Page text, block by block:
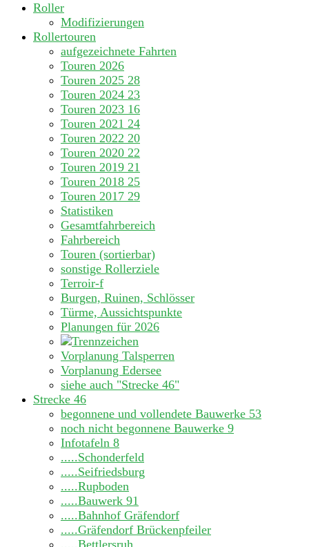
Roller
Modifizierungen
Rollertouren
aufgezeichnete Fahrten
Touren 2026
Touren 2025 28
Touren 2024 23
Touren 2023 16
Touren 2021 24
Touren 2022 20
Touren 2020 22
Touren 2019 21
Touren 2018 25
Touren 2017 29
Statistiken
Gesamtfahrbereich
Fahrbereich
Touren (sortierbar)
sonstige Rollerziele
Terroir-f
Burgen, Ruinen, Schlösser
Türme, Aussichtspunkte
Planungen für 2026
Vorplanung Talsperren
Vorplanung Edersee
siehe auch "Strecke 46"
Strecke 46
begonnene und vollendete Bauwerke 53
noch nicht begonnene Bauwerke 9
Infotafeln 8
.....Schonderfeld
.....Seifriedsburg
.....Rupboden
.....Bauwerk 91
.....Bahnhof Gräfendorf
.....Gräfendorf Brückenpfeiler